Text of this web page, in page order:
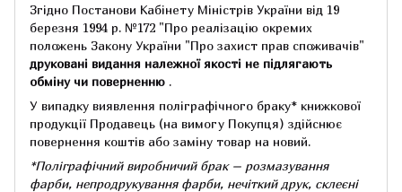
Згідно Постанови Кабінету Міністрів України від 19
березня 1994 р. №172 "Про реалізацію окремих
положень Закону України "Про захист прав споживачів"
друковані видання належної якості не підлягають
обміну чи поверненню .
У випадку виявлення поліграфічного браку* книжкової
продукції Продавець (на вимогу Покупця) здійснює
повернення коштів або заміну товар на новий.
*Поліграфічний виробничий брак – розмазування
фарби, непродрукування фарби, нечіткий друк, склеєні